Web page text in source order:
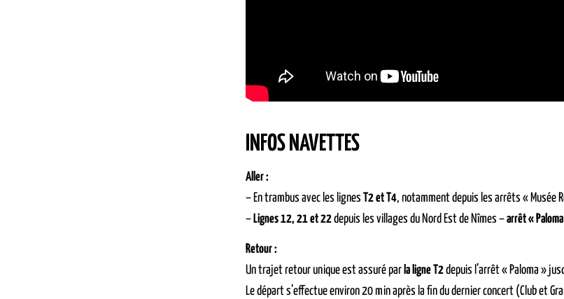
INFOS NAVETTES
Aller :
– En trambus avec les lignes T2 et T4, notamment depuis les arrêts « Musée
– Lignes 12, 21 et 22depuis les villages du Nord Est de Nîmes –arrêt «
Retour :
Un trajet retour unique est assuré par la ligne T2depuis l’arrêt « Paloma »
Le départ s’effectue environ 20 min après la fin du dernier concert (Club et